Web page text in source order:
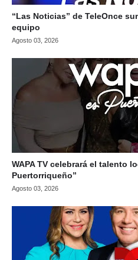
“Las Noticias” de TeleOnce
equipo
Agosto 03, 2026
WAPA TV celebrará el talento
Puertorriqueño”
Agosto 03, 2026